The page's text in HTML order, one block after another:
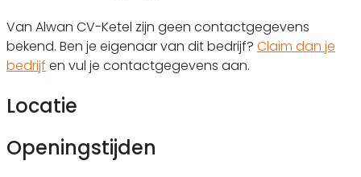
Van Alwan CV-Ketel zijn geen contactgegevens
bekend. Ben je eigenaar van dit bedrijf? Claim dan je
bedrijf en vul je contactgegevens aan.
Locatie
Openingstijden